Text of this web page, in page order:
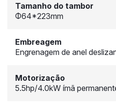
Tamanho do tambor
Φ64*223mm
Embreagem
Engrenagem de anel
Motorização
5.5hp/4.0kW ímã